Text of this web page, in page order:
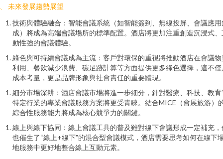
未來發展趨勢展望
技術與體驗融合：智能會議系統（如智能簽到、無線投屏、會議應用
成）將成為高端會議場所的標準配置。酒店將更加注重創造沉浸式、
動性強的會議體驗。
綠色與可持續會議成為主流：客戶對環保的重視將推動酒店在會議物
利用、餐飲減少浪費、碳足跡計算等方面提供更多綠色選擇，這不僅
成本考量，更是品牌形象與社會責任的重要體現。
細分市場深耕：酒店會議市場將進一步細分，針對醫療、科技、教育
特定行業的專業會議服務方案將更受青睞。結合MICE（會展旅游）
綜合性服務能力將成為核心競爭力的關鍵。
線上與線下協同：線上會議工具的普及雖對線下會議形成一定補充，
也催生了“線上+線下”的混合型會議模式，酒店需要思考如何在線下
地服務中更好地整合線上互動元素。